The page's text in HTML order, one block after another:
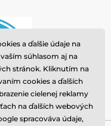
a ďalšie údaje na
súhlasom aj na
stránok. Kliknutím na
cookies a ďalších
cielenej reklamy
na ďalších webových
spracováva údaje,